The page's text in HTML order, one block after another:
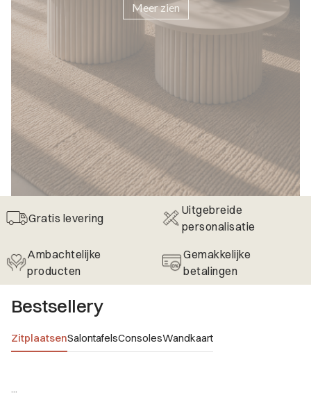
Meer zien
Gratis levering
Uitgebreide
personalisatie
Ambachtelijke
producten
Gemakkelijke
betalingen
Bestsellery
ZitplaatsenSalontafelsConsolesWandkaart
...